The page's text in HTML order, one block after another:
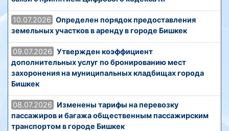
10.07.2026 Определен порядок предоставления
земельных участков в аренду в городе Бишкек
09.07.2026 Утвержден коэффициент
дополнительных услуг по бронированию мест
захоронения на муниципальных кладбищах города
Бишкек
08.07.2026
Изменены тарифы на перевозку
пассажиров и багажа общественным пассажирским
транспортом в городе Бишкек